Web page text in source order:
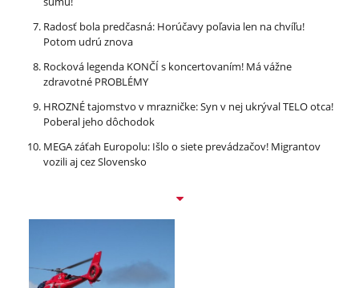
Radosť bola predčasná: Horúčavy poľavia len na chvíľu!
Potom udrú znova
Rocková legenda KONČÍ s koncertovaním! Má vážne
zdravotné PROBLÉMY
HROZNÉ tajomstvo v mrazničke: Syn v nej ukrýval TELO otca!
Poberal jeho dôchodok
MEGA záťah Europolu: Išlo o siete prevádzačov! Migrantov
vozili aj cez Slovensko